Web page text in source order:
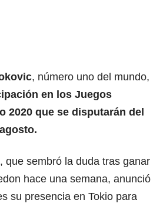
, número uno del mundo,
en los Juegos
2020 que se disputarán del
que sembró la duda tras ganar
hace una semana, anunció
su presencia en Tokio para